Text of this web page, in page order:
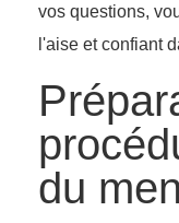
vos questions,
l'aise et confiant
du